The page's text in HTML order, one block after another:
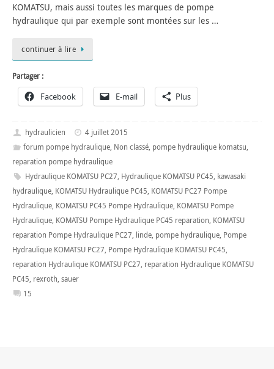
KOMATSU, mais aussi toutes les marques de pompe
hydraulique qui par exemple sont montées sur les …
continuer à lire
Partager :
Facebook E-mail Plus
hydraulicien
4 juillet 2015
forum pompe hydraulique, Non classé, pompe hydraulique komatsu,
reparation pompe hydraulique
Hydraulique KOMATSU PC27, Hydraulique KOMATSU PC45, kawasaki
hydraulique, KOMATSU Hydraulique PC45, KOMATSU PC27 Pompe
Hydraulique, KOMATSU PC45 Pompe Hydraulique, KOMATSU Pompe
Hydraulique, KOMATSU Pompe Hydraulique PC45 reparation, KOMATSU
reparation Pompe Hydraulique PC27, linde, pompe hydraulique, Pompe
Hydraulique KOMATSU PC27, Pompe Hydraulique KOMATSU PC45,
reparation Hydraulique KOMATSU PC27, reparation Hydraulique KOMATSU
PC45, rexroth, sauer
15